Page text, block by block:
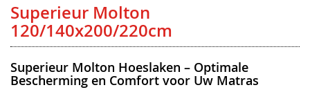
begin
van
de
Superieur Molton
120/140x200/220cm
Superieur Molton Hoeslaken – Optimale
Bescherming en Comfort voor Uw Matras